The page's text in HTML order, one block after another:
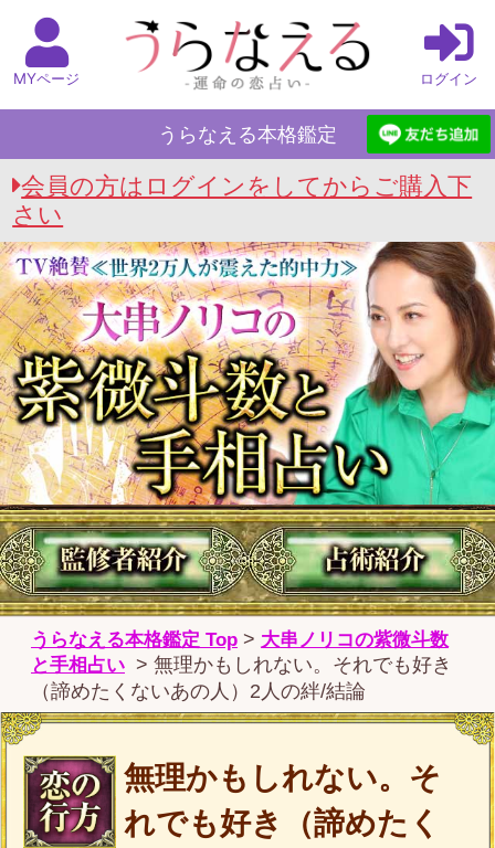
MYページ ログイン
うらなえる本格鑑定
会員の方はログインをしてからご購入下
うらなえる本格鑑定 Top>大串ノリコの紫微斗数
と手相占い >無理かもしれない。それでも好き
（諦めたくないあの人）2人の絆/結論
無理かもしれない。そ
れでも好き（諦めたく
ないあの人）2人の絆/結
論
無理かもしれないけれど、それでも
叶えたい恋をしているあなた。本当
に恋の成就を望むなら確かめてくだ
さい。2人の間にある絆、この先訪れ
る展開、あの人の本当の気持ち…全
てを知る必要があります。